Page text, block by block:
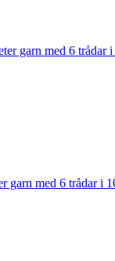
garn med 6 trådar
med 6 trådar i